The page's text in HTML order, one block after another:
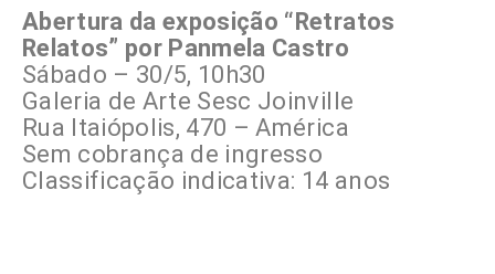
Abertura da exposição “Retratos
Relatos” por Panmela Castro
Sábado – 30/5, 10h30
Galeria de Arte Sesc Joinville
Rua Itaiópolis, 470 – América
Sem cobrança de ingresso
Classificação indicativa: 14 anos